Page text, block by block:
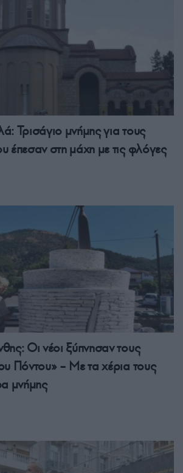
Τρισάγιο μνήμης για τους
έπεσαν στη μάχη με τις φλόγες
Οι νέοι ξύπνησαν τους
Πόντου» – Με τα χέρια τους
μνήμης